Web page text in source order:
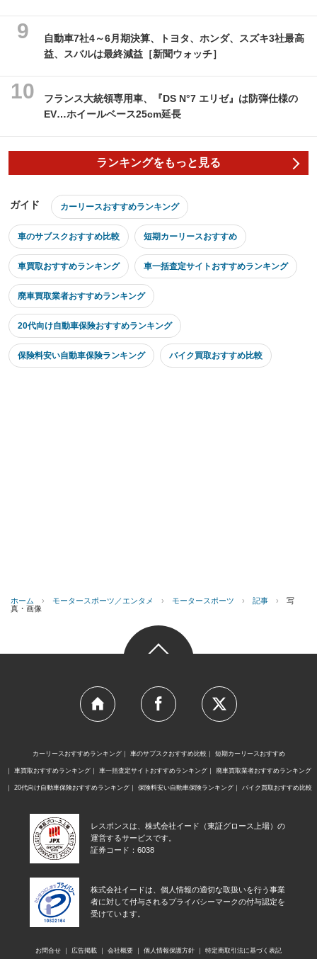
自動車7社4～6月期決算、トヨタ、ホンダ、スズキ3社最高
益、スバルは最終減益［新聞ウォッチ］
フランス大統領専用車、『DS N°7 エリゼ』は防弾仕様の
EV…ホイールベース25cm延長
ランキングをもっと見る
ガイド カーリースおすすめランキング
車のサブスクおすすめ比較 短期カーリースおすすめ
車買取おすすめランキング 車一括査定サイトおすすめランキング
廃車買取業者おすすめランキング
20代向け自動車保険おすすめランキング
保険料安い自動車保険ランキング バイク買取おすすめ比較
ホーム › モータースポーツ／エンタメ › モータースポーツ › 記事 ›
写
真・画像
カーリースおすすめランキング 車のサブスクおすすめ比較 短期カーリースおすすめ
車買取おすすめランキング 車一括査定サイトおすすめランキング 廃車買取業者おすすめランキング
20代向け自動車保険おすすめランキング 保険料安い自動車保険ランキング バイク買取おすすめ比較
レスポンスは、株式会社イード（東証グロース上場）の
運営するサービスです。
証券コード：6038
株式会社イードは、個人情報の適切な取扱いを行う事業
者に対して付与されるプライバシーマークの付与認定を
受けています。
お問合せ 広告掲載 会社概要 個人情報保護方針 特定商取引法に基づく表記